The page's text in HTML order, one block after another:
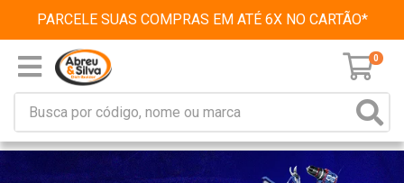
PARCELE SUAS COMPRAS EM ATÉ 6X NO CARTÃO*
0